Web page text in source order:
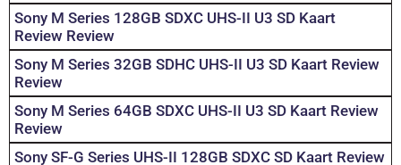
Sony M Series 128GB SDXC UHS-II U3 SD Kaart
Review Review
Sony M Series 32GB SDHC UHS-II U3 SD Kaart Review
Review
Sony M Series 64GB SDXC UHS-II U3 SD Kaart Review
Review
Sony SF-G Series UHS-II 128GB SDXC SD Kaart Review